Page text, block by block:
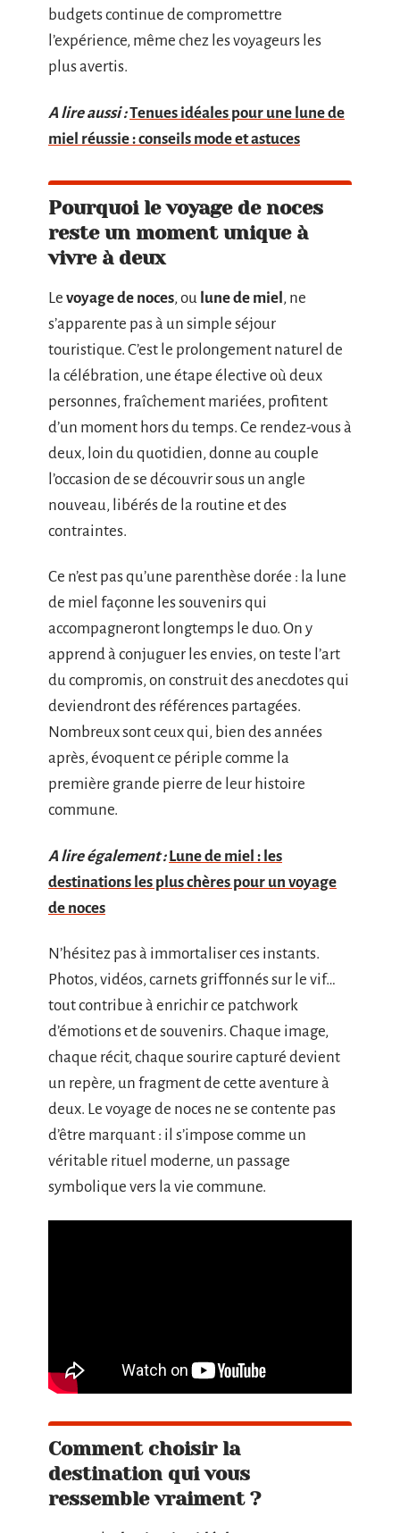
budgets continue de compromettre
l’expérience, même chez les voyageurs les
plus avertis.
A lire aussi :Tenues idéales pour une lune de
miel réussie : conseils mode et astuces
Pourquoi le voyage de noces
reste un moment unique à
vivre à deux
Le voyage de noces, ou lune de miel, ne
s’apparente pas à un simple séjour
touristique. C’est le prolongement naturel de
la célébration, une étape élective où deux
personnes, fraîchement mariées, profitent
d’un moment hors du temps. Ce rendez-vous à
deux, loin du quotidien, donne au couple
l’occasion de se découvrir sous un angle
nouveau, libérés de la routine et des
contraintes.
Ce n’est pas qu’une parenthèse dorée : la lune
de miel façonne les souvenirs qui
accompagneront longtemps le duo. On y
apprend à conjuguer les envies, on teste l’art
du compromis, on construit des anecdotes qui
deviendront des références partagées.
Nombreux sont ceux qui, bien des années
après, évoquent ce périple comme la
première grande pierre de leur histoire
commune.
A lire également : Lune de miel : les
destinations les plus chères pour un voyage
de noces
N’hésitez pas à immortaliser ces instants.
Photos, vidéos, carnets griffonnés sur le vif…
tout contribue à enrichir ce patchwork
d’émotions et de souvenirs. Chaque image,
chaque récit, chaque sourire capturé devient
un repère, un fragment de cette aventure à
deux. Le voyage de noces ne se contente pas
d’être marquant : il s’impose comme un
véritable rituel moderne, un passage
symbolique vers la vie commune.
Comment choisir la
destination qui vous
ressemble vraiment ?